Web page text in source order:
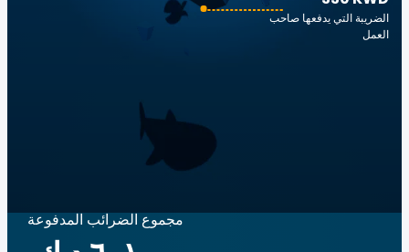
الضريبة التي يدفعها صاحب
العمل
مجموع الضرائب المدفوعة